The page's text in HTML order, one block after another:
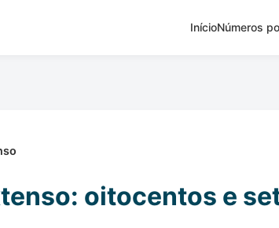
InícioNúmeros
oitocentos e